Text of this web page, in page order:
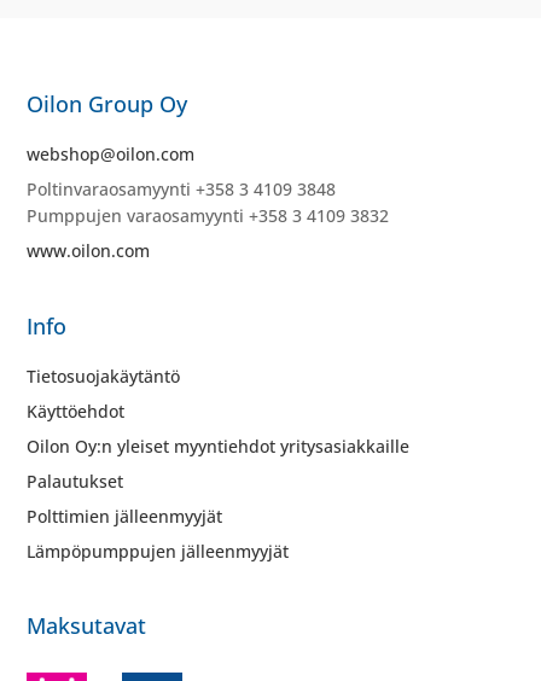
Oilon Group Oy
webshop@oilon.com
Poltinvaraosamyynti +358 3 4109 3848
Pumppujen varaosamyynti +358 3 4109 3832
www.oilon.com
Info
Tietosuojakäytäntö
Käyttöehdot
Oilon Oy:n yleiset myyntiehdot yritysasiakkaille
Palautukset
Polttimien jälleenmyyjät
Lämpöpumppujen jälleenmyyjät
Maksutavat